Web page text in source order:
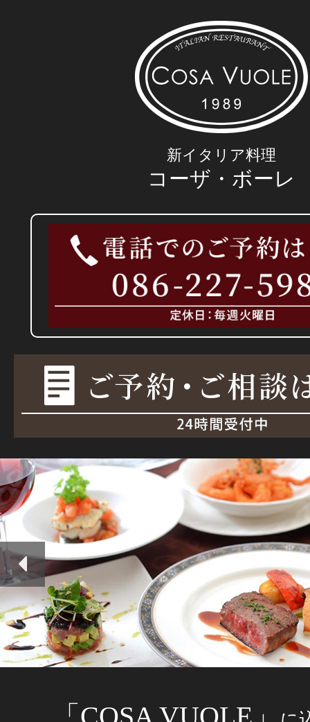
新イタリア料理
コーザ・ボーレ